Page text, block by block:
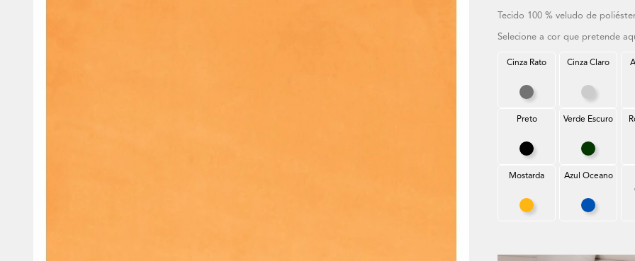
Tecido 100 % veludo de
Selecione a cor que pretende
Cinza Rato
Cinza Rato
Cinza Claro
Preto
Preto
Verde Escuro
Verde
Mostarda
Mostarda
Azul Oceano
Azul